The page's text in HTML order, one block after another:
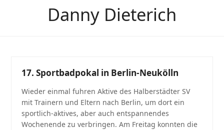
Danny Dieterich
17. Sportbadpokal in Berlin-Neukölln
Wieder einmal fuhren Aktive des Halberstädter SV
mit Trainern und Eltern nach Berlin, um dort ein
sportlich-aktives, aber auch entspannendes
Wochenende zu verbringen. Am Freitag konnten die